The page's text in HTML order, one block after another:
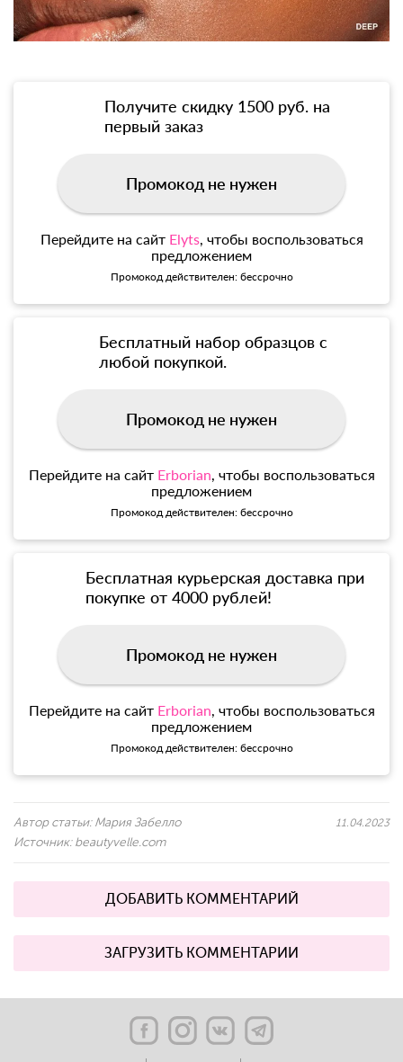
Получите скидку 1500 руб. на
первый заказ
Промокод не нужен
Перейдите на сайт Elyts, чтобы воспользоваться
предложением
Промокод действителен: бессрочно
Бесплатный набор образцов с
любой покупкой.
Промокод не нужен
Перейдите на сайт Erborian, чтобы воспользоваться
предложением
Промокод действителен: бессрочно
Бесплатная курьерская доставка при
покупке от 4000 рублей!
Промокод не нужен
Перейдите на сайт Erborian, чтобы воспользоваться
предложением
Промокод действителен: бессрочно
Автор статьи: Мария Забелло
Источник: beautyvelle.com
11.04.2023
ДОБАВИТЬ КОММЕНТАРИЙ
ЗАГРУЗИТЬ КОММЕНТАРИИ